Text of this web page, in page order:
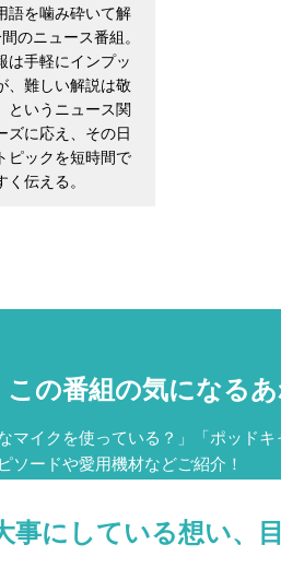
語を噛み砕いて解
のニュース番組。
は手軽にインプッ
、難しい解説は敬
というニュース関
ズに応え、その日
ピックを短時間で
く伝える。
この番組の気になる
マイクを使っている？」「ポッド
ソードや愛用機材などご紹介！
事にしている想い、